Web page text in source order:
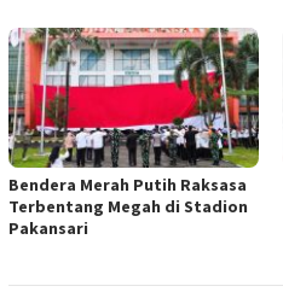
Bendera Merah Putih Raksasa
Terbentang Megah di Stadion
Pakansari